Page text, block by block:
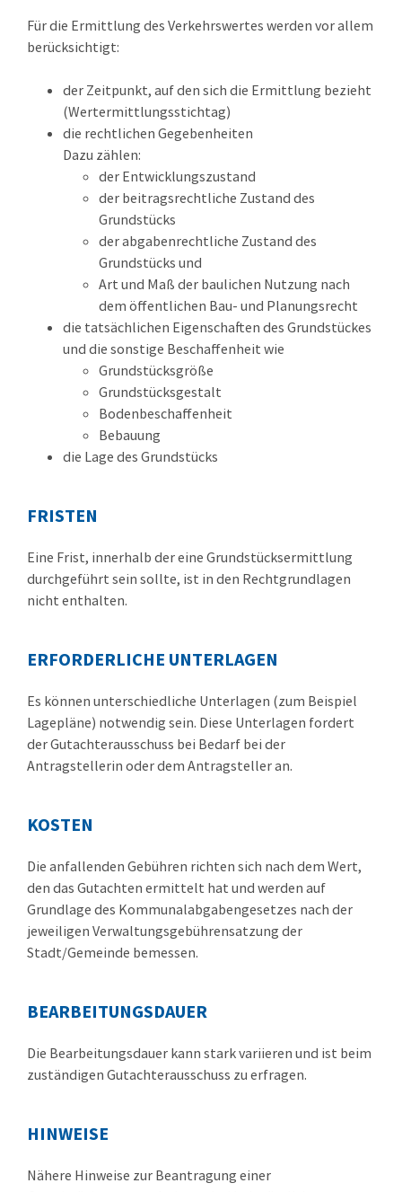
Für die Ermittlung des Verkehrswertes werden vor allem
berücksichtigt:
der Zeitpunkt, auf den sich die Ermittlung bezieht
(Wertermittlungsstichtag)
die rechtlichen Gegebenheiten
Dazu zählen:
der Entwicklungszustand
der beitragsrechtliche Zustand des
Grundstücks
der abgabenrechtliche Zustand des
Grundstücks und
Art und Maß der baulichen Nutzung nach
dem öffentlichen Bau- und Planungsrecht
die tatsächlichen Eigenschaften des Grundstückes
und die sonstige Beschaffenheit wie
Grundstücksgröße
Grundstücksgestalt
Bodenbeschaffenheit
Bebauung
die Lage des Grundstücks
FRISTEN
Eine Frist, innerhalb der eine Grundstücksermittlung
durchgeführt sein sollte, ist in den Rechtgrundlagen
nicht enthalten.
ERFORDERLICHE UNTERLAGEN
Es können unterschiedliche Unterlagen (zum Beispiel
Lagepläne) notwendig sein. Diese Unterlagen fordert
der Gutachterausschuss bei Bedarf bei der
Antragstellerin oder dem Antragsteller an.
KOSTEN
Die anfallenden Gebühren richten sich nach dem Wert,
den das Gutachten ermittelt hat und werden auf
Grundlage des Kommunalabgabengesetzes nach der
jeweiligen Verwaltungsgebührensatzung der
Stadt/Gemeinde bemessen.
BEARBEITUNGSDAUER
Die Bearbeitungsdauer kann stark variieren und ist beim
zuständigen Gutachterausschuss zu erfragen.
HINWEISE
Nähere Hinweise zur Beantragung einer